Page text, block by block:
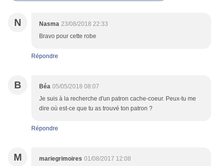
N Nasma 23/08/2018 22:33
Bravo pour cette robe
Répondre
B Béa 05/05/2018 08:07
Je suis à la recherche d'un patron cache-coeur. Peux-tu me
dire où est-ce que tu as trouvé ton patron ?
Répondre
M mariegrimoires 01/08/2017 12:08